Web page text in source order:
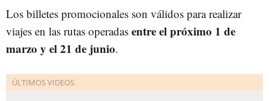
Los billetes promocionales son válidos para realizar
viajes en las rutas operadas entre el próximo 1 de
marzo y el 21 de junio.